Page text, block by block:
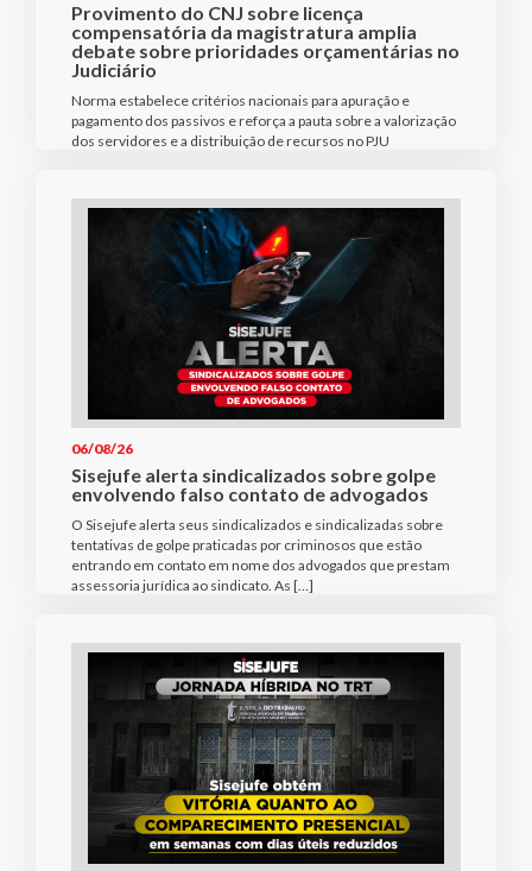
Provimento do CNJ sobre licença
compensatória da magistratura amplia
debate sobre prioridades orçamentárias no
Judiciário
Norma estabelece critérios nacionais para apuração e
pagamento dos passivos e reforça a pauta sobre a valorização
dos servidores e a distribuição de recursos no PJU
06/08/26
Sisejufe alerta sindicalizados sobre golpe
envolvendo falso contato de advogados
O Sisejufe alerta seus sindicalizados e sindicalizadas sobre
tentativas de golpe praticadas por criminosos que estão
entrando em contato em nome dos advogados que prestam
assessoria jurídica ao sindicato. As […]